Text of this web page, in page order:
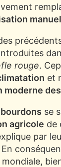
rouge.
et
bourdons se
agricole de
par
mondiale,